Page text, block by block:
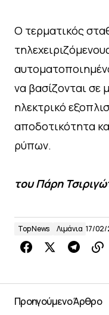
Ο τερματικός
να βασίζονται
ηλεκτρικό
αποδοτικότητα
ρύπων.
του Πάρη
Top News Λιμάνια 17/
Προηγούμενο Άρθρο